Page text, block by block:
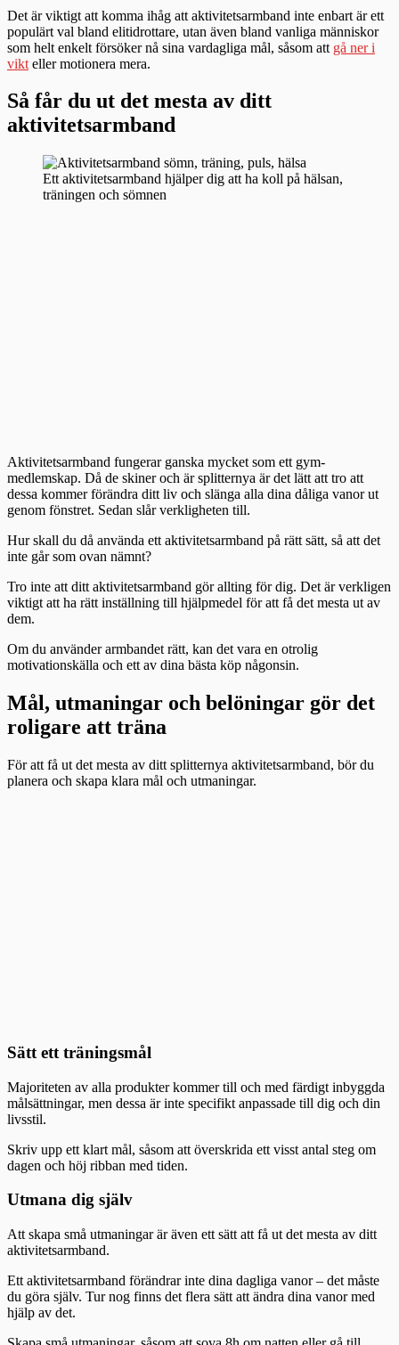
Det är viktigt att komma ihåg att aktivitetsarmband inte enbart är ett
populärt val bland elitidrottare, utan även bland vanliga människor
som helt enkelt försöker nå sina vardagliga mål, såsom att gå ner i
vikt eller motionera mera.
Så får du ut det mesta av ditt
aktivitetsarmband
Ett aktivitetsarmband hjälper dig att ha koll på hälsan,
träningen och sömnen
Aktivitetsarmband fungerar ganska mycket som ett gym-
medlemskap. Då de skiner och är splitternya är det lätt att tro att
dessa kommer förändra ditt liv och slänga alla dina dåliga vanor ut
genom fönstret. Sedan slår verkligheten till.
Hur skall du då använda ett aktivitetsarmband på rätt sätt, så att det
inte går som ovan nämnt?
Tro inte att ditt aktivitetsarmband gör allting för dig. Det är verkligen
viktigt att ha rätt inställning till hjälpmedel för att få det mesta ut av
dem.
Om du använder armbandet rätt, kan det vara en otrolig
motivationskälla och ett av dina bästa köp någonsin.
Mål, utmaningar och belöningar gör det
roligare att träna
För att få ut det mesta av ditt splitternya aktivitetsarmband, bör du
planera och skapa klara mål och utmaningar.
Sätt ett träningsmål
Majoriteten av alla produkter kommer till och med färdigt inbyggda
målsättningar, men dessa är inte specifikt anpassade till dig och din
livsstil.
Skriv upp ett klart mål, såsom att överskrida ett visst antal steg om
dagen och höj ribban med tiden.
Utmana dig själv
Att skapa små utmaningar är även ett sätt att få ut det mesta av ditt
aktivitetsarmband.
Ett aktivitetsarmband förändrar inte dina dagliga vanor – det måste
du göra själv. Tur nog finns det flera sätt att ändra dina vanor med
hjälp av det.